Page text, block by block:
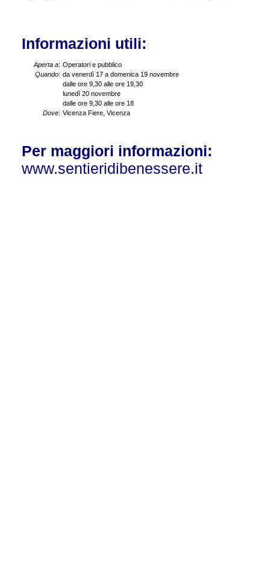
Informazioni utili:
Aperta a: Operatori e pubblico
Quando: da venerdì 17 a domenica 19 novembre
dalle ore 9,30 alle ore 19,30
lunedì 20 novembre
dalle ore 9,30 alle ore 18
Dove: Vicenza Fiere, Vicenza
Per maggiori informazioni:
www.sentieridibenessere.it